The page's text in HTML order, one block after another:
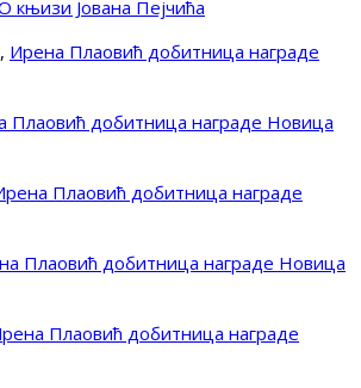
књизи Јована Пејчића
Ирена Плаовић добитница награде
Плаовић добитница награде Новица
Плаовић добитница награде
Плаовић добитница награде Новица
Плаовић добитница награде